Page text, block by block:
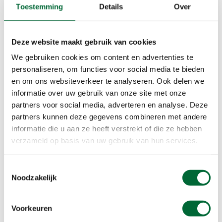
Toestemming Details Over
Deze website maakt gebruik van cookies
We gebruiken cookies om content en advertenties te
personaliseren, om functies voor social media te bieden
en om ons websiteverkeer te analyseren. Ook delen we
informatie over uw gebruik van onze site met onze
partners voor social media, adverteren en analyse. Deze
partners kunnen deze gegevens combineren met andere
informatie die u aan ze heeft verstrekt of die ze hebben
verzameld op basis van uw gebruik van hun services.
Noodzakelijk
Voorkeuren
nachtrust
Zijn je wandelspullen er ook klaar
voor?
Zorg dat jouw favoriete shirt en de broek waar je
het liefst in wandelt dinsdagochtend
gebruiksklaar is. Draai dus dit weekend nog een
was, als dat nodig is.